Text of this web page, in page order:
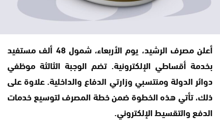
أعلن مصرف الرشيد، يوم الأربعاء، شمول 48 ألف مستفيد
بخدمة أقساطي الإلكترونية. تضم الوجبة الثالثة موظفي
دوائر الدولة ومنتسبي وزارتي الدفاع والداخلية. علاوة على
ذلك، تأتي هذه الخطوة ضمن خطة المصرف لتوسيع خدمات
الدفع والتقسيط الإلكتروني.